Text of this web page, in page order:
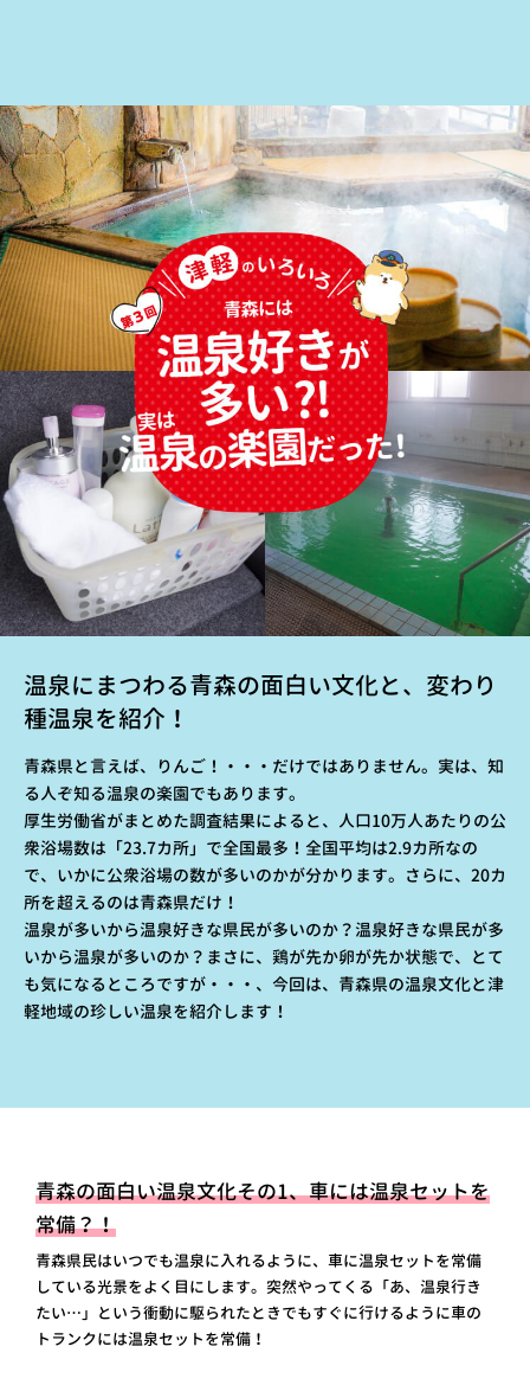
温泉にまつわる青森の面白い文化と、変わり
種温泉を紹介！
青森県と言えば、りんご！・・・だけではありません。実は、知
る人ぞ知る温泉の楽園でもあります。
厚生労働省がまとめた調査結果によると、人口10万人あたりの公
衆浴場数は「23.7カ所」で全国最多！全国平均は2.9カ所なの
で、いかに公衆浴場の数が多いのかが分かります。さらに、20カ
所を超えるのは青森県だけ！
温泉が多いから温泉好きな県民が多いのか？温泉好きな県民が多
いから温泉が多いのか？まさに、鶏が先か卵が先か状態で、とて
も気になるところですが・・・、今回は、青森県の温泉文化と津
軽地域の珍しい温泉を紹介します！
青森の面白い温泉文化その1、車には温泉セットを
常備？！
青森県民はいつでも温泉に入れるように、車に温泉セットを常備
している光景をよく目にします。突然やってくる「あ、温泉行き
たい…」という衝動に駆られたときでもすぐに行けるように車の
トランクには温泉セットを常備！